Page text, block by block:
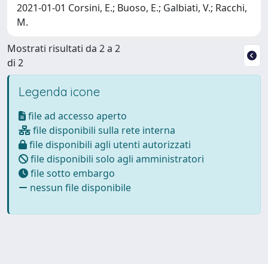
2021-01-01 Corsini, E.; Buoso, E.; Galbiati, V.; Racchi,
M.
Mostrati risultati da 2 a 2
di 2
Legenda icone
file ad accesso aperto
file disponibili sulla rete interna
file disponibili agli utenti autorizzati
file disponibili solo agli amministratori
file sotto embargo
nessun file disponibile